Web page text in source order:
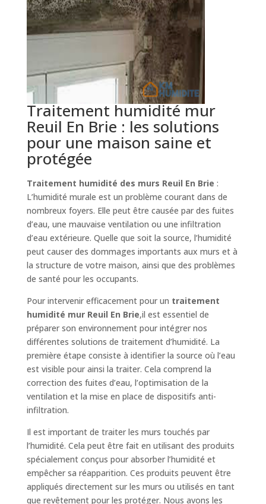
Traitement humidité mur
Reuil En Brie : les solutions
pour une maison saine et
protégée
Traitement humidité des murs Reuil En Brie :
L’humidité murale est un problème courant dans de
nombreux foyers. Elle peut être causée par des fuites
d’eau, une mauvaise ventilation ou une infiltration
d’eau extérieure. Quelle que soit la source, l’humidité
peut causer des dommages importants aux murs et à
la structure de votre maison, ainsi que des problèmes
de santé pour les occupants.
Pour intervenir efficacement pour un traitement
humidité mur Reuil En Brie,il est essentiel de
préparer son environnement pour intégrer nos
différentes solutions de traitement d’humidité. La
première étape consiste à identifier la source où l’eau
est visible pour ainsi la traiter. Cela comprend la
correction des fuites d’eau, l’optimisation de la
ventilation et la mise en place de dispositifs anti-
infiltration.
Il est important de traiter les murs touchés par
l’humidité. Cela peut être fait en utilisant des produits
spécialement conçus pour absorber l’humidité et
empêcher sa réapparition. Ces produits peuvent être
appliqués directement sur les murs ou utilisés en tant
que revêtement pour les protéger. Nous avons les